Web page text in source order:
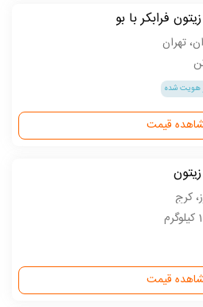
فرابکر با بو
تهران
هویت شده
قیمت
کرج
قیمت